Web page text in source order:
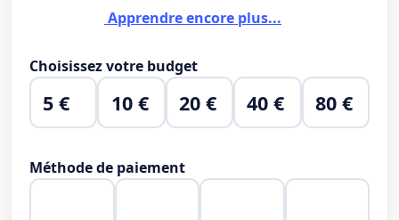
Apprendre encore plus...
Choisissez votre budget
5 € 10 € 20 € 40 € 80 €
Méthode de paiement